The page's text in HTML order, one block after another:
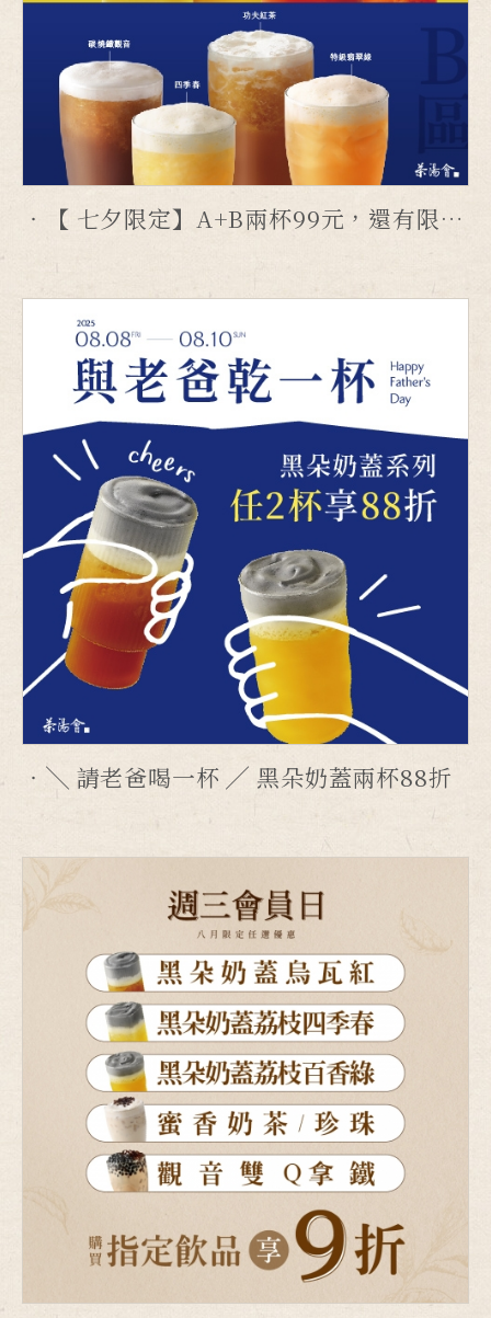
【 七夕限定】A+B兩杯99元，還有限定杯套等你拿
╲ 請老爸喝一杯 ╱ 黑朵奶蓋兩杯88折